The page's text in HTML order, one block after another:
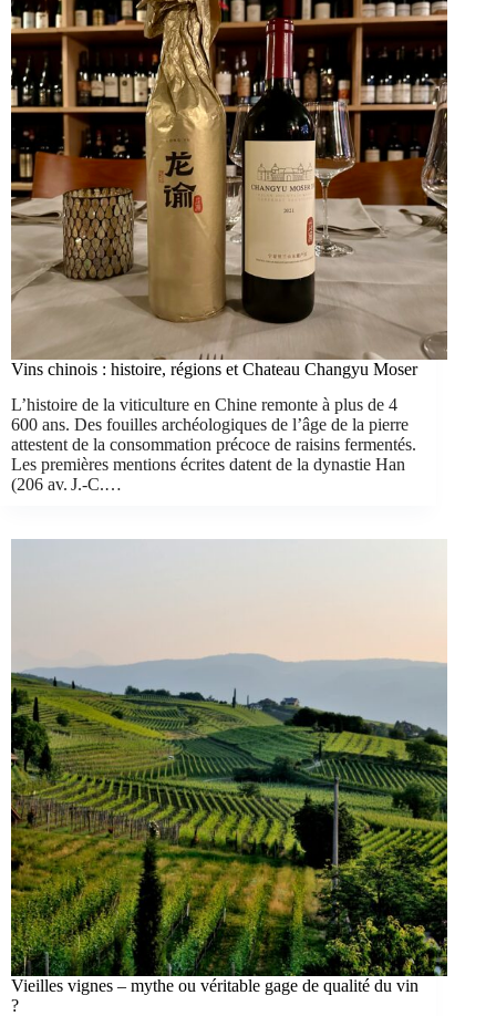
Vins chinois : histoire, régions et Chateau Changyu Moser
L’histoire de la viticulture en Chine remonte à plus de 4
600 ans. Des fouilles archéologiques de l’âge de la pierre
attestent de la consommation précoce de raisins fermentés.
Les premières mentions écrites datent de la dynastie Han
(206 av. J.-C.…
Vieilles vignes – mythe ou véritable gage de qualité du vin
?